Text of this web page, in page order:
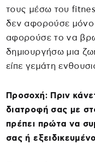
τους μέσω του
δεν αφορούσε μόνο
αφορούσε το να
δημιουργήσω μια
είπε γεμάτη
Προσοχή: Πριν
διατροφή σας με
πρέπει πρώτα να
σας ή